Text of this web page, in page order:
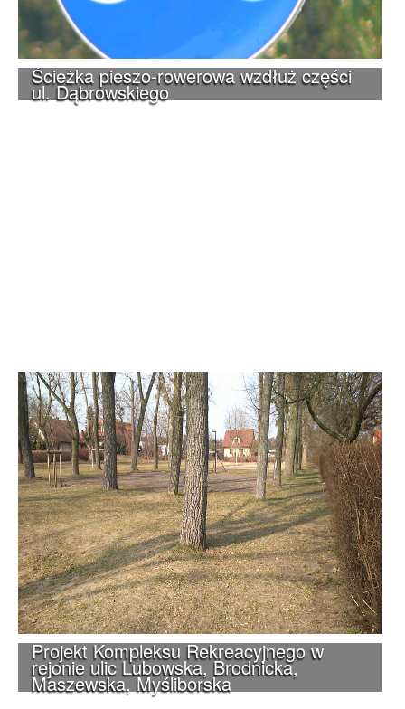
Ścieżka pieszo-rowerowa wzdłuż części
ul. Dąbrowskiego
Projekt Kompleksu Rekreacyjnego w
rejonie ulic Lubowska, Brodnicka,
Maszewska, Myśliborska